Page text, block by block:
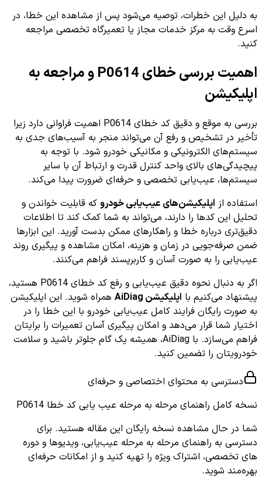
به دلیل این خطرات، توصیه می‌شود پس از مشاهده این خطا، در
اسرع وقت به مرکز خدمات مجاز یا تعمیرگاه تخصصی مراجعه
کنید.
اهمیت بررسی خطای P0614 و مراجعه به
اپلیکیشن
بررسی به موقع و دقیق کد خطای P0614 اهمیت فراوانی دارد زیرا
تأخیر در تشخیص و رفع آن می‌تواند منجر به آسیب‌های جدی به
سیستم‌های الکترونیکی و مکانیکی خودرو شود. با توجه به
پیچیدگی‌های بالای واحد کنترل قدرت و ارتباط آن با سایر
سیستم‌ها، عیب‌یابی تخصصی و حرفه‌ای ضرورت پیدا می‌کند.
استفاده از اپلیکیشن‌های عیب‌یابی خودرو که قابلیت خواندن و
تحلیل این کدها را دارند، می‌تواند به شما کمک کند تا اطلاعات
دقیق‌تری درباره خطا و راهکارهای ممکن بدست آورید. این ابزارها
ضمن صرفه‌جویی در زمان و هزینه، امکان مشاهده و پیگیری روند
عیب‌یابی را به صورت آسان و کاربرپسند فراهم می‌کنند.
اگر به دنبال نحوه دقیق عیب‌یابی و رفع کد خطای P0614 هستید،
پیشنهاد می‌کنیم با اپلیکیشن AiDiag
همراه شوید. این اپلیکیشن
به صورت رایگان فرایند کامل عیب‌یابی خودرو با این خطا را در
اختیار شما قرار می‌دهد و امکان پیگیری آسان تعمیرات را برایتان
فراهم می‌سازد. با AiDiag، همیشه یک گام جلوتر باشید و سلامت
خودرویتان را تضمین کنید.
دسترسی به محتوای اختصاصی و حرفه‌ای
نسخه کامل راهنمای مرحله به مرحله عیب یابی کد خطا P0614
شما در حال مشاهده نسخه رایگان این مقاله هستید. برای
دسترسی به راهنمای مرحله به مرحله عیب‌یابی، ویدیوها و دوره
های تخصصی، اشتراک ویژه را تهیه کنید و از امکانات حرفه‌ای
بهره‌مند شوید.